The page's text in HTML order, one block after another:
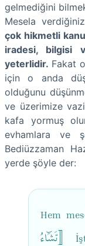
gelmediğini
Mesela
çok hikmetli
iradesi, bilgisi
yeterlidir. Fakat
için o anda
olduğunu
ve üzerimize
kafa yormuş
evhamlara ve
Bediüzzaman
yerde şöyle der:
Hem
تَشَٓاءُ〛